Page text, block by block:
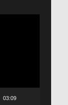
03:09